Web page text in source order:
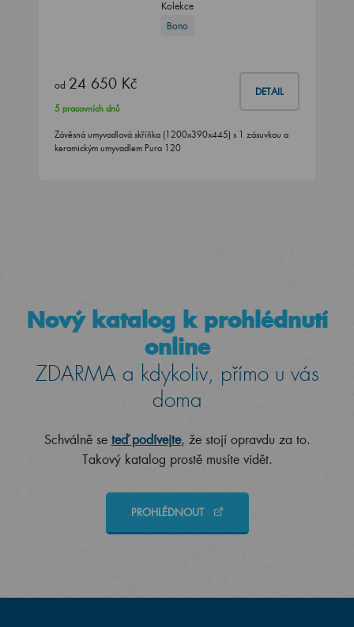
Kolekce
Bono
od 24 650 Kč DETAIL
5 pracovních dnů
Závěsná umyvadlová skříňka (1200x390x445) s 1 zásuvkou a
keramickým umyvadlem Pura 120
Nový katalog k prohlédnutí
online
ZDARMA a kdykoliv, přímo u vás
doma
Schválně se teď podívejte, že stojí opravdu za to.
Takový katalog prostě musíte vidět.
PROHLÉDNOUT